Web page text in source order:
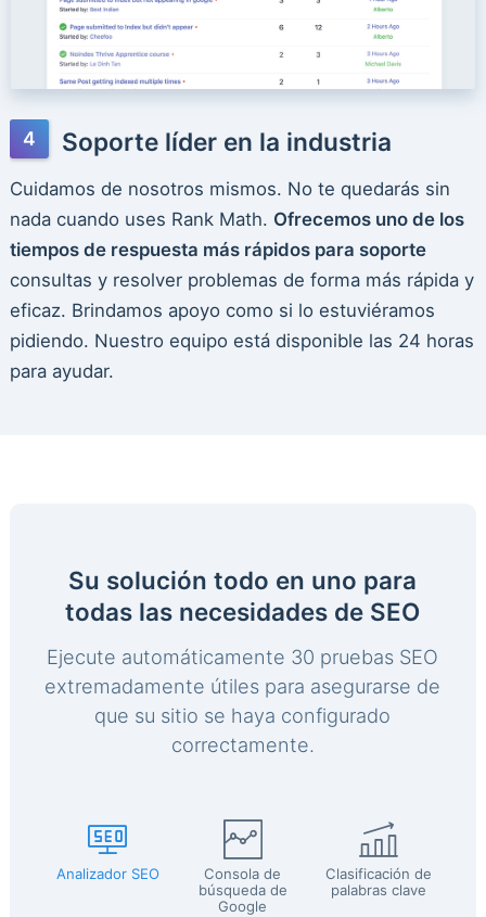
Soporte líder en la industria
Cuidamos de nosotros mismos. No te quedarás sin
nada cuando uses Rank Math. Ofrecemos uno de los
tiempos de respuesta más rápidos para soporte
consultas y resolver problemas de forma más rápida y
eficaz. Brindamos apoyo como si lo estuviéramos
pidiendo. Nuestro equipo está disponible las 24 horas
para ayudar.
Su solución todo en uno para
todas las necesidades de SEO
Ejecute automáticamente 30 pruebas SEO
extremadamente útiles para asegurarse de
que su sitio se haya configurado
correctamente.
Analizador SEO
Consola de
búsqueda de
Google
Clasificación de
palabras clave